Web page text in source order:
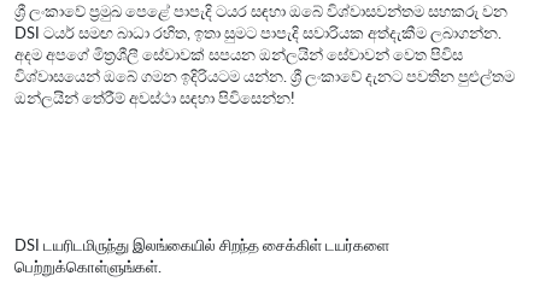
ශ්‍රී ලංකාවේ ප්‍රමුඛ පෙළේ පාපැදි ටයර සඳහා ඔබේ විශ්වාසවන්තම සහකරු වන
DSI ටයර් සමඟ බාධා රහිත, ඉතා සුමට පාපැදි සවාරියක අත්දැකීම ලබාගන්න.
අදම අපගේ මිත්‍රශීලී සේවාවක් සපයන ඔන්ලයින් සේවාවන් වෙත පිවිස
විශ්වාසයෙන් ඔබේ ගමන ඉදිරියටම යන්න. ශ්‍රී ලංකාවේ දැනට පවතින පුළුල්තම
ඔන්ලයින් තේරීම් අවස්ථා සඳහා පිවිසෙන්න!
DSI டயரிடமிருந்து இலங்கையில் சிறந்த சைக்கிள் டயர்களை
பெற்றுக்கொள்ளுங்கள்.